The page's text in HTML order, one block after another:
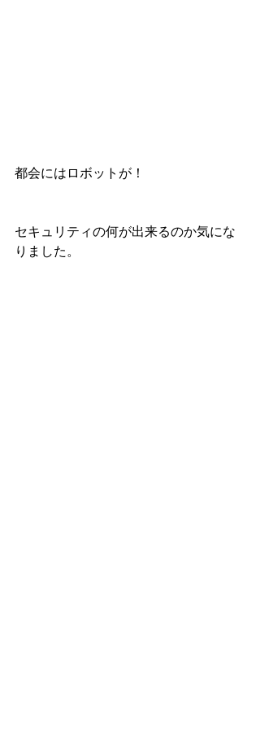
都会にはロボットが！
セキュリティの何が出来るのか気にな
りました。